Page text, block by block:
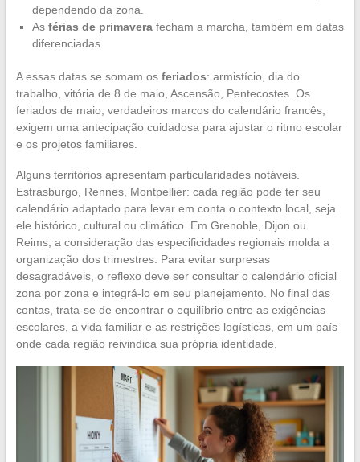
dependendo da zona.
As férias de primaverafecham a marcha, também em datas
diferenciadas.
A essas datas se somam os feriados: armistício, dia do
trabalho, vitória de 8 de maio, Ascensão, Pentecostes. Os
feriados de maio, verdadeiros marcos do calendário francês,
exigem uma antecipação cuidadosa para ajustar o ritmo escolar
e os projetos familiares.
Alguns territórios apresentam particularidades notáveis.
Estrasburgo, Rennes, Montpellier: cada região pode ter seu
calendário adaptado para levar em conta o contexto local, seja
ele histórico, cultural ou climático. Em Grenoble, Dijon ou
Reims, a consideração das especificidades regionais molda a
organização dos trimestres. Para evitar surpresas
desagradáveis, o reflexo deve ser consultar o calendário oficial
zona por zona e integrá-lo em seu planejamento. No final das
contas, trata-se de encontrar o equilíbrio entre as exigências
escolares, a vida familiar e as restrições logísticas, em um país
onde cada região reivindica sua própria identidade.